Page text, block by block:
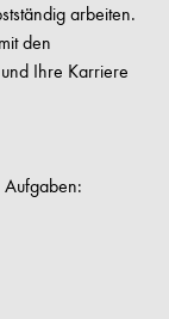
arbeiten.
den
Ihre Karriere
Aufgaben: